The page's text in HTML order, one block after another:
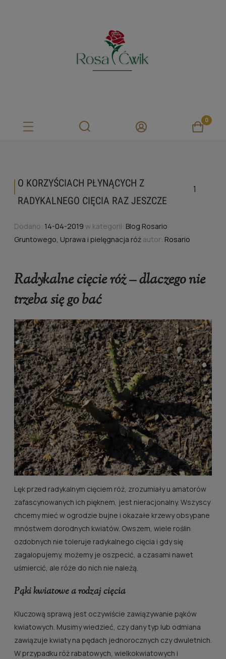
O KORZYŚCIACH PŁYNĄCYCH Z
RADYKALNEGO CIĘCIA RAZ JESZCZE
1
Dodano: 14-04-2019 w kategorii: Blog Rosario
Gruntowego, Uprawa i pielęgnacja róż autor: Rosario
Radykalne cięcie róż – dlaczego nie
trzeba się go bać
Lęk przed radykalnym cięciem róż, zrozumiały u amatorów
zafascynowanych ich pięknem, jest nieracjonalny. Wszyscy
chcemy mieć w ogrodzie bujne i okazałe krzewy obsypane
mnóstwem dorodnych kwiatów. Owszem, wiele roślin
ozdobnych nie toleruje radykalnego cięcia i gdy się
zagalopujemy, możemy je oszpecić, a czasami nawet
uśmiercić, ale róże do nich nie należą.
Pąki kwiatowe a rodzaj cięcia
Kluczową sprawą jest oczywiście zawiązywanie pąków
kwiatowych. Musimy wiedzieć, czy dany typ lub odmiana
zawiązuje kwiaty na pędach jednorocznych czy dwuletnich.
W przypadku róż rabatowych, wielkokwiatowych i